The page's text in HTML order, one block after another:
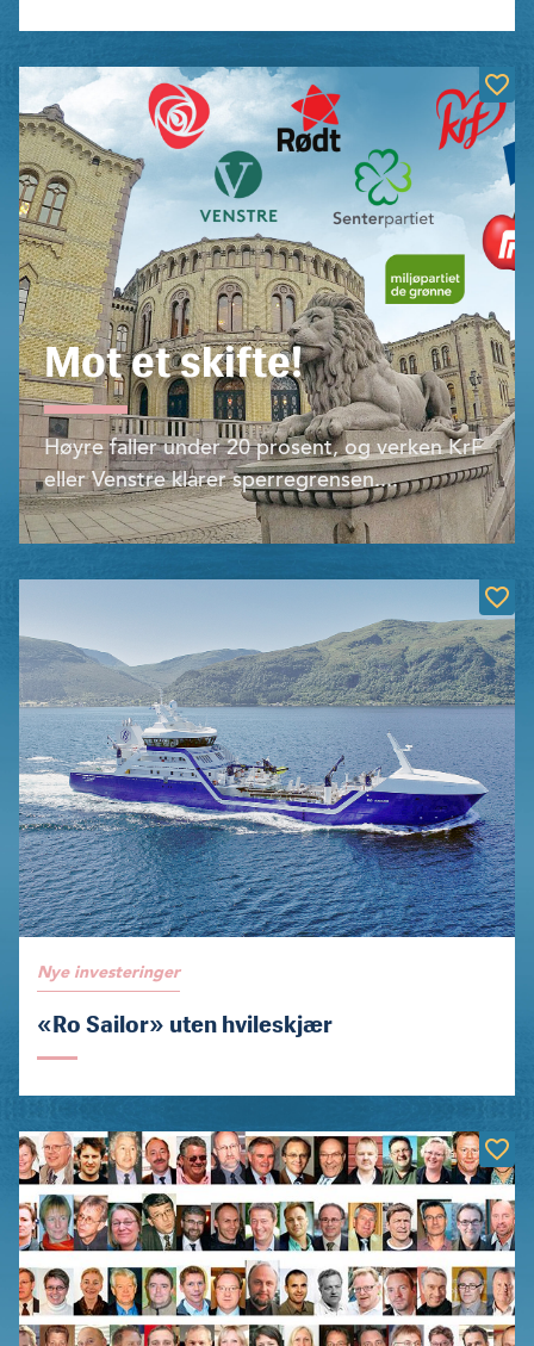
Mot et skifte!
Høyre faller under 20 prosent, og verken KrF
eller Venstre klarer sperregren­sen....
Nye investeringer
«Ro Sailor» uten hvileskjær